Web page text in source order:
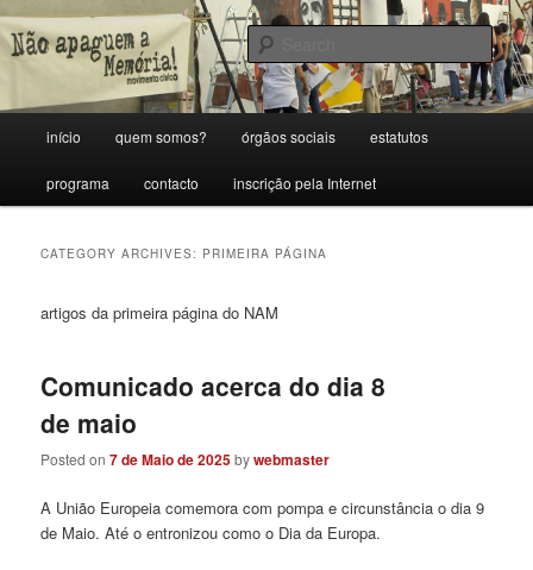
Skip
to
primary
Skip
to
secondary
Movimento Cívico Não Apaguem a
Memória!
Porque sem memória não há futuro.
início quem somos? órgãos sociais estatutos
programa contacto inscrição pela Internet
CATEGORY ARCHIVES: PRIMEIRA PÁGINA
artigos da primeira página do NAM
Comunicado acerca do dia 8
de maio
Posted on7 de Maio de 2025bywebmaster
A União Europeia comemora com pompa e circunstância o dia 9
de Maio. Até o entronizou como o Dia da Europa.